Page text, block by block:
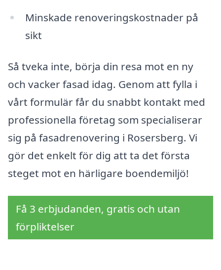
Minskade renoveringskostnader på
sikt
Så tveka inte, börja din resa mot en ny
och vacker fasad idag. Genom att fylla i
vårt formulär får du snabbt kontakt med
professionella företag som specialiserar
sig på fasadrenovering i Rosersberg. Vi
gör det enkelt för dig att ta det första
steget mot en härligare boendemiljö!
Få 3 erbjudanden, gratis och utan
förpliktelser